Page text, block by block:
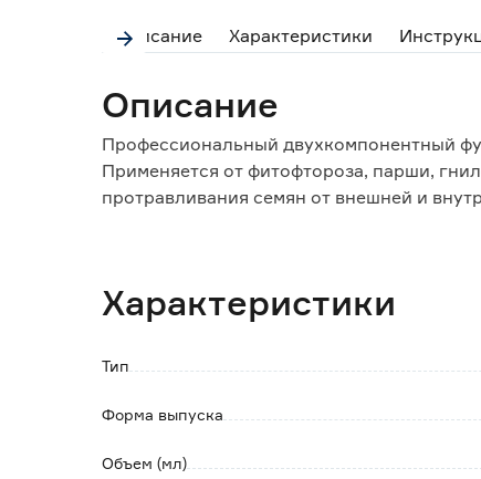
Описание Характеристики
Описание
Профессиональный двухкомпонентный
Применяется от фитофтороза, парши,
протравливания семян от внешней и
- обладает лечащим и профилактическим
- серия Профи предназначена специально
Способ применения:
необходимое количество препарата в
Характеристики
Тип
Форма выпуска
Объем (мл)